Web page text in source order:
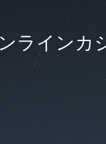
ラインカ